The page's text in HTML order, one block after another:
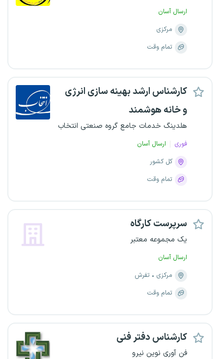
ارسال آسان
مرکزی
تمام وقت
کارشناس ارشد بهینه سازی انرژی
و خانه هوشمند
هلدینگ خدمات جامع گروه صنعتی انتخاب
فوری
ارسال آسان
کل کشور
تمام وقت
سرپرست کارگاه
یک مجموعه معتبر
ارسال آسان
مرکزی
تفرش
تمام وقت
کارشناس دفتر فنی
فن آوری نوین نیرو